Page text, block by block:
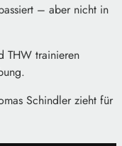
– aber nicht in
THW trainieren
Schindler zieht für